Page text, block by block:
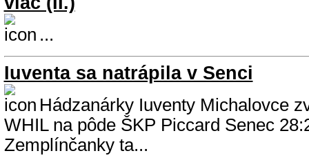
...
Iuventa sa natrápila v Senci
Hádzanárky Iuventy Michalovce
WHIL na pôde ŠKP Piccard Senec
Zemplínčanky ta...